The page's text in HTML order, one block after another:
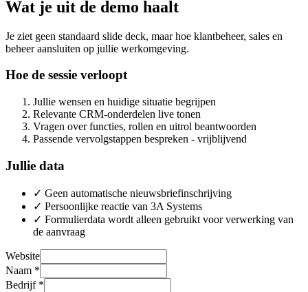
Wat je uit de demo haalt
Je ziet geen standaard slide deck, maar hoe klantbeheer, sales en
beheer aansluiten op jullie werkomgeving.
Hoe de sessie verloopt
Jullie wensen en huidige situatie begrijpen
Relevante CRM-onderdelen live tonen
Vragen over functies, rollen en uitrol beantwoorden
Passende vervolgstappen bespreken - vrijblijvend
Jullie data
✓ Geen automatische nieuwsbriefinschrijving
✓ Persoonlijke reactie van 3A Systems
✓ Formulierdata wordt alleen gebruikt voor verwerking van
de aanvraag
Website
Naam *
Bedrijf*